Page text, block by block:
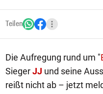
Teilen
Die Aufregung rund um "
SiegerJJ und seine
reißt nicht ab – jetzt